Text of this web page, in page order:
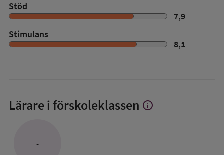
Stöd
7,9
Stimulans
8,1
Lärare i förskoleklassen Visa
info
-